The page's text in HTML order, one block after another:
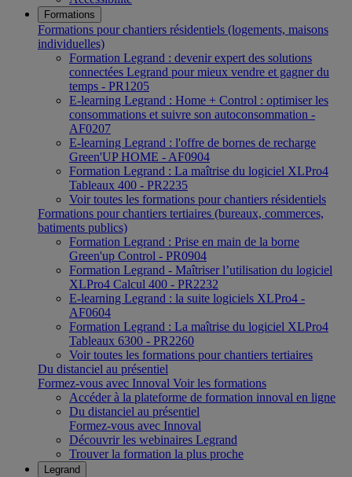
Formations
Formations pour chantiers résidentiels (logements, maisons
individuelles)
Formation Legrand : devenir expert des solutions
connectées Legrand pour mieux vendre et gagner du
temps - PR1205
E-learning Legrand : Home + Control : optimiser les
consommations et suivre son autoconsommation -
AF0207
E-learning Legrand : l'offre de bornes de recharge
Green'UP HOME - AF0904
Formation Legrand : La maîtrise du logiciel XLPro4
Tableaux 400 - PR2235
Voir toutes les formations pour chantiers résidentiels
Formations pour chantiers tertiaires (bureaux, commerces,
batiments publics)
Formation Legrand : Prise en main de la borne
Green'up Control - PR0904
Formation Legrand - Maîtriser l’utilisation du logiciel
XLPro4 Calcul 400 - PR2232
E-learning Legrand : la suite logiciels XLPro4 -
AF0604
Formation Legrand : La maîtrise du logiciel XLPro4
Tableaux 6300 - PR2260
Voir toutes les formations pour chantiers tertiaires
Du distanciel au présentiel
Formez-vous avec Innoval Voir les formations
Accéder à la plateforme de formation innoval en ligne
Du distanciel au présentiel
Formez-vous avec Innoval
Découvrir les webinaires Legrand
Trouver la formation la plus proche
Legrand